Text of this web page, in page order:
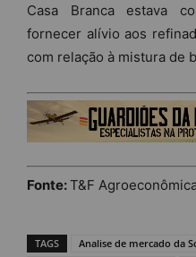
Casa Branca estava
fornecer alívio aos
com relação à mistura de
Fonte:T&F
TAGS
Analise de mercado da